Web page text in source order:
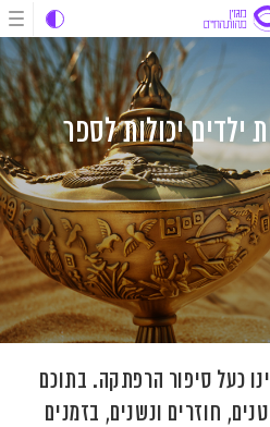
ילדים יכולות לספר
כעל סיפור הרפתקה. בתוכם
חוזרים ונשנים, בזמנים